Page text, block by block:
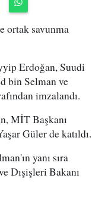
ortak savunma
Erdoğan, Suudi
bin Selman ve
imzalandı.
MİT Başkanı
Güler de katıldı.
yanı sıra
Dışişleri Bakanı